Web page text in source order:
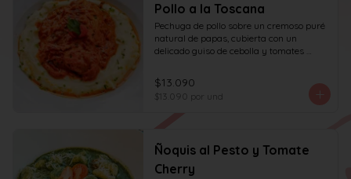
Pollo a la Toscana
Pechuga de pollo sobre un cremoso puré
natural de papas, cubierta con un
delicado guiso de cebolla y tomates
blanco y fondo de verduras.
$13.090
$13.090 por und
Ñoquis al Pesto y Tomate
Cherry